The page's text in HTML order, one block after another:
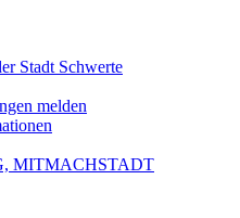
Stadt Schwerte
melden
MITMACHSTADT